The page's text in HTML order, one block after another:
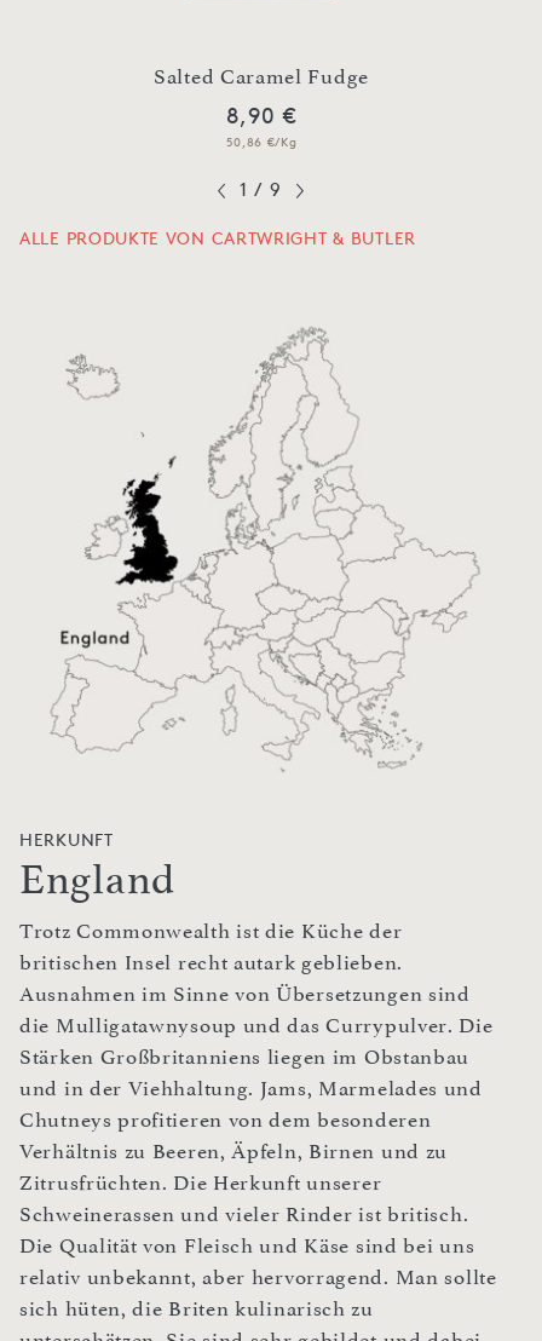
Salted Caramel Fudge
8,90 €
50,86 €/Kg
1 / 9
ALLE PRODUKTE VON CARTWRIGHT & BUTLER
HERKUNFT
England
Trotz Commonwealth ist die Küche der
britischen Insel recht autark geblieben.
Ausnahmen im Sinne von Übersetzungen sind
die Mulligatawnysoup und das Currypulver. Die
Stärken Großbritanniens liegen im Obstanbau
und in der Viehhaltung. Jams, Marmelades und
Chutneys profitieren von dem besonderen
Verhältnis zu Beeren, Äpfeln, Birnen und zu
Zitrusfrüchten. Die Herkunft unserer
Schweinerassen und vieler Rinder ist britisch.
Die Qualität von Fleisch und Käse sind bei uns
relativ unbekannt, aber hervorragend. Man sollte
sich hüten, die Briten kulinarisch zu